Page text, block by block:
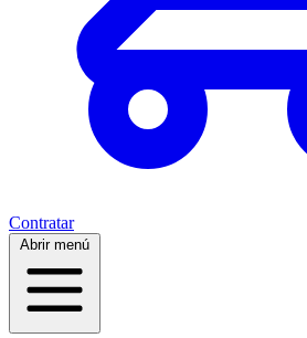
Contratar
Abrir menú